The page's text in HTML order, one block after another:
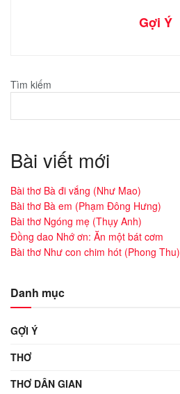
Gợi Ý
Tìm kiếm
Bài viết mới
Bài thơ Bà đi vắng (Như Mao)
Bài thơ Bà em (Phạm Đông Hưng)
Bài thơ Ngóng mẹ (Thụy Anh)
Đồng dao Nhớ ơn: Ăn một bát cơm
Bài thơ Như con chim hót (Phong Thu)
Danh mục
GỢI Ý
THƠ
THƠ DÂN GIAN